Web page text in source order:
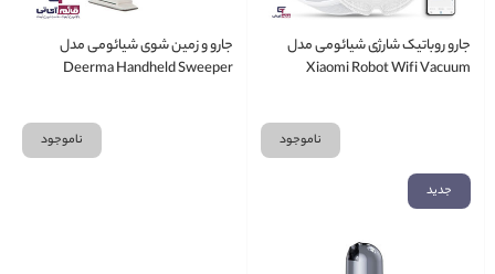
جارو روباتیک شارژی شیائومی مدل
Xiaomi Robot Wifi Vacuum
ناموجود
جارو و زمین شوی شیائومی مدل
Deerma Handheld Sweeper
ناموجود
جدید